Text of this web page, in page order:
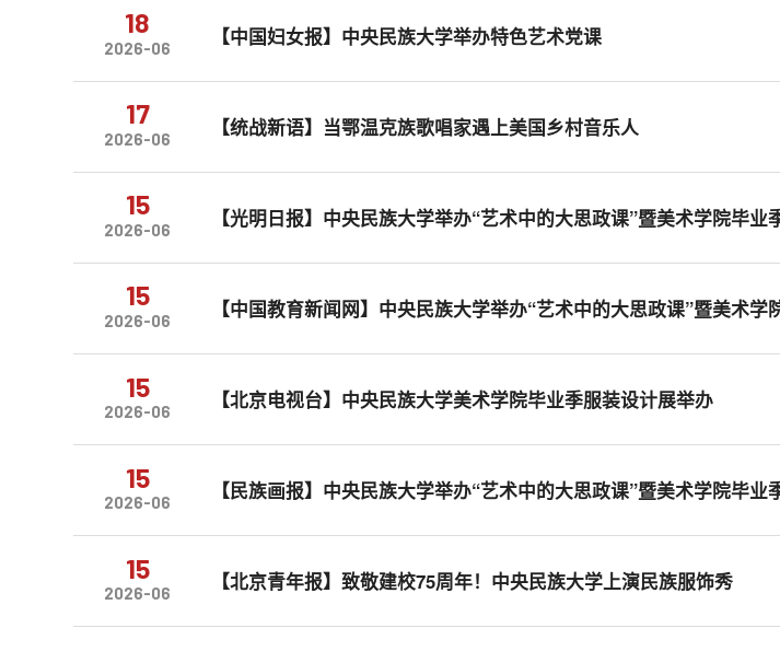
18
2026-06 【中国妇女报】中央民族大学举办特色艺术党课
17
2026-06 【统战新语】当鄂温克族歌唱家遇上美国乡村音乐人
15
2026-06 【光明日报】中央民族大学举办“艺术中的大思政课”暨美术学院毕业
15
2026-06 【中国教育新闻网】中央民族大学举办“艺术中的大思政课”暨美术学
15
2026-06 【北京电视台】中央民族大学美术学院毕业季服装设计展举办
15
2026-06 【民族画报】中央民族大学举办“艺术中的大思政课”暨美术学院毕业
15
2026-06 【北京青年报】致敬建校75周年！中央民族大学上演民族服饰秀